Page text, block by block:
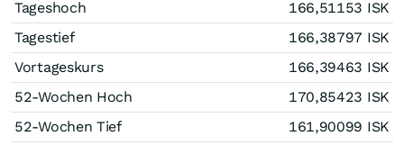
Tageshoch 166,51153 ISK
Tagestief
166,38797 ISK
Vortageskurs
166,39463 ISK
52-Wochen Hoch
170,85423 ISK
52-Wochen Tief
161,90099 ISK